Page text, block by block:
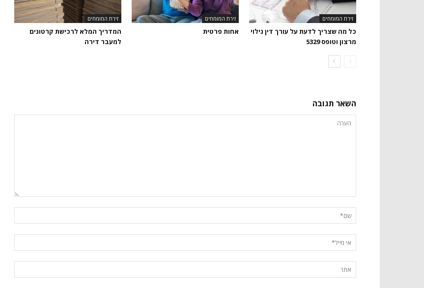
זירת המומחים
כל מה שצריך לדעת על עורך דין גילוי
מרצון וטופס 5329
זירת המומחים
אחות פרטית
זירת המומחים
המדריך המלא לרכישת קרטונים
למעבר דירה
השאר תגובה